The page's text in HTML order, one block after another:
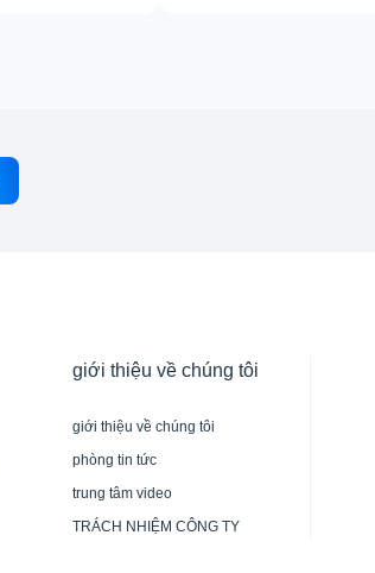
giới thiệu về chúng tôi
giới thiệu về chúng tôi
phòng tin tức
trung tâm video
TRÁCH NHIỆM CÔNG TY